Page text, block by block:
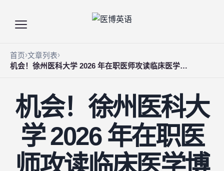
首页 文章列表
机会！徐州医科大学 2026 年在职医师攻读临床医学博士招生简章（第二批次）
机会！徐州医科大
学 2026 年在职医
师攻读临床医学博